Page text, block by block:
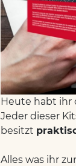
Heute habt ihr
Jeder dieser
besitzt
Alles was ihr